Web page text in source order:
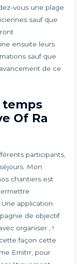
vous une plage
sauf que
ensuite leurs
sauf que
de ce
temps
Of Ra
participants,
Mon
chantiers est
Une application
de objectif
organiser , !
façon cette
Emitrr, pour